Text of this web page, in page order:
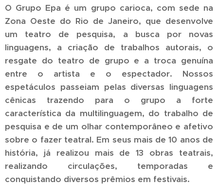
O Grupo Epa é um grupo carioca, com sede na
Zona Oeste do Rio de Janeiro, que desenvolve
um teatro de pesquisa, a busca por novas
linguagens, a criação de trabalhos autorais, o
resgate do teatro de grupo e a troca genuína
entre o artista e o espectador. Nossos
espetáculos passeiam pelas diversas linguagens
cênicas trazendo para o grupo a forte
característica da multilinguagem, do trabalho de
pesquisa e de um olhar contemporâneo e afetivo
sobre o fazer teatral. Em seus mais de 10 anos de
história, já realizou mais de 13 obras teatrais,
realizando circulações, temporadas e
conquistando diversos prêmios em festivais.